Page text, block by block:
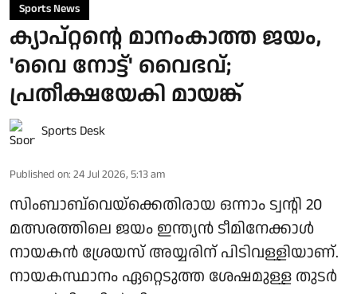
Sports News
ക്യാപ്റ്റന്റെ മാനംകാത്ത ജയം,
'വൈ നോട്ട്' വൈഭവ്;
പ്രതീക്ഷയേകി മായങ്ക്
Sports Desk
Published on: 24 Jul 2026, 5:13 am
സിംബാബ്‌വെയ്ക്കെതിരായ ഒന്നാം ട്വന്റി 20
മത്സരത്തിലെ ജയം ഇന്ത്യന്‍ ടീമിനേക്കാള്‍
നായകന്‍ ശ്രേയസ് അയ്യരിന് പിടിവള്ളിയാണ്.
നായകസ്ഥാനം ഏറ്റെടുത്ത ശേഷമുള്ള തുടര്‍